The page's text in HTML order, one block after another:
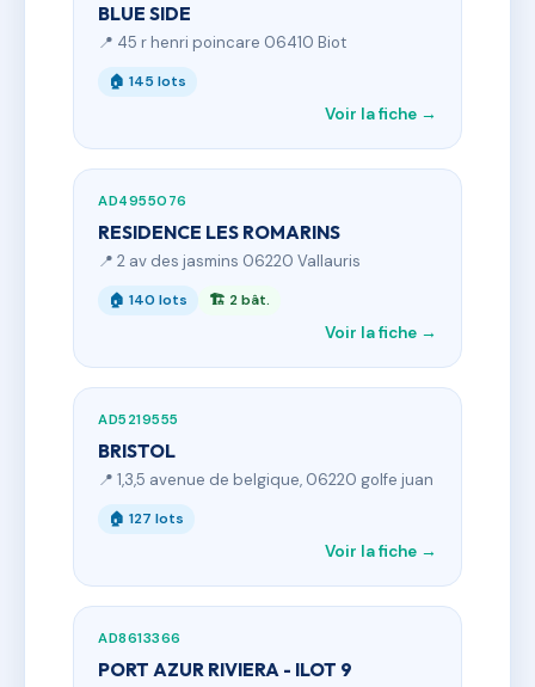
BLUE SIDE
📍 45 r henri poincare 06410 Biot
🏠 145 lots
Voir la fiche →
AD4955076
RESIDENCE LES ROMARINS
📍 2 av des jasmins 06220 Vallauris
🏠 140 lots 🏗 2 bât.
Voir la fiche →
AD5219555
BRISTOL
📍 1,3,5 avenue de belgique, 06220 golfe juan
🏠 127 lots
Voir la fiche →
AD8613366
PORT AZUR RIVIERA - ILOT 9